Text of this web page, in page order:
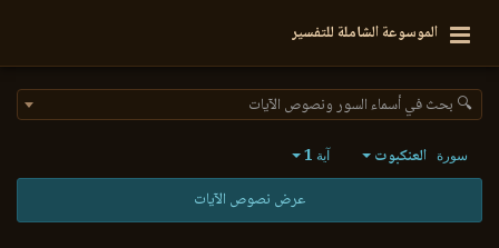
الموسوعة الشاملة للتفسير
🔍 بحث في أسماء السور ونصوص الآيات
سورة العنكبوت آية 1
عرض نصوص الآيات